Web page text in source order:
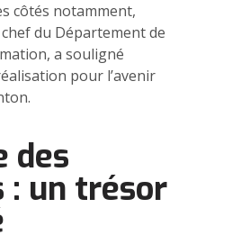
côtés notamment,
du Département de
a souligné
pour l’avenir
des
: un trésor